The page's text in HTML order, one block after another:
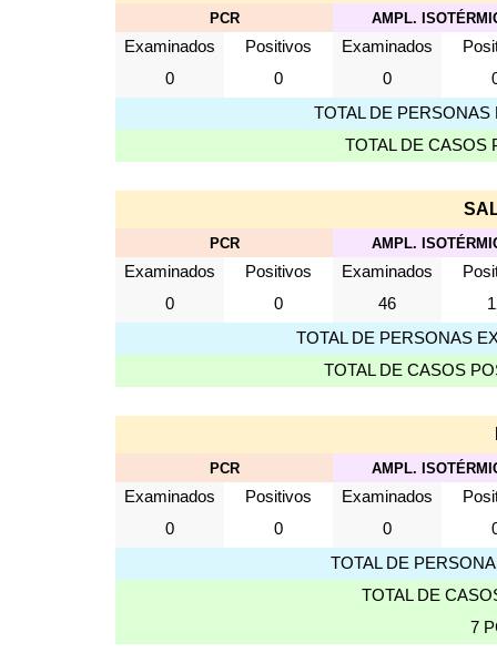
PCR AMPL.
Examinados Positivos Examinados
0
0 0
TOTAL DE
TOTAL DE CASOS
PCR AMPL.
Examinados Positivos Examinados
0
0 46
TOTAL DE PERSONAS
TOTAL DE CASOS
PCR AMPL.
Examinados Positivos Examinados
0
0 0
TOTAL DE
TOTAL DE
7